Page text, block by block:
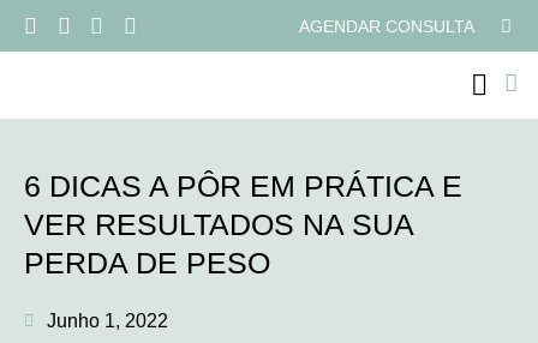
AGENDAR CONSULTA
6 DICAS A PÔR EM PRÁTICA E
VER RESULTADOS NA SUA
PERDA DE PESO
Junho 1, 2022